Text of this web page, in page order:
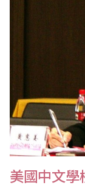
美國中文學